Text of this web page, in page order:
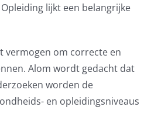
Opleiding lijkt een belangrijke
vermogen om correcte en
Alom wordt gedacht dat
worden de
en opleidingsniveaus